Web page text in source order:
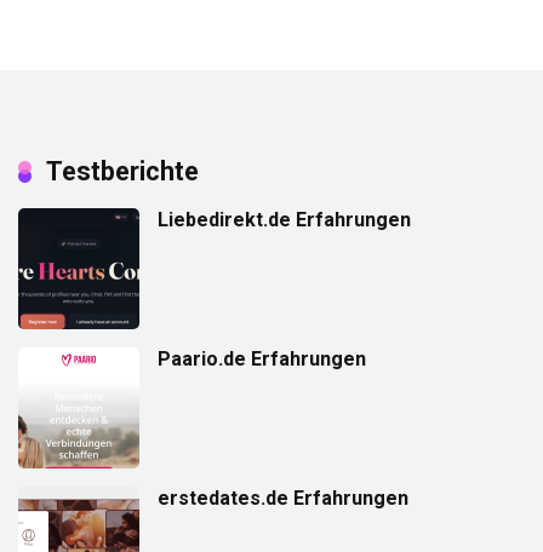
Testberichte
Liebedirekt.de Erfahrungen
Paario.de Erfahrungen
erstedates.de Erfahrungen